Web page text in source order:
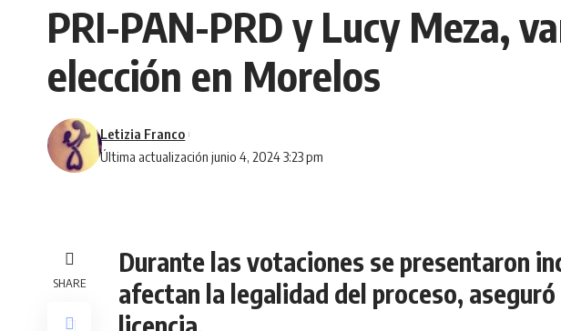
PRI-PAN-PRD y Lucy Meza,
elección en Morelos
Última actualización junio 4, 2024 3:23 pm
Letizia Franco
SHARE
Durante las votaciones se presentaron
afectan la legalidad del proceso,